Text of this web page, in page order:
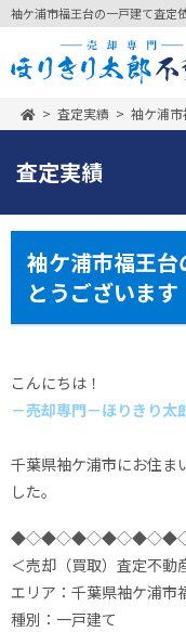
袖ケ浦市福王台の一戸建て査定
査定実績 袖ケ浦
査定実績
袖ケ浦市福王
とうございます
こんにちは！
－売却専門－ほりきり太
千葉県袖ケ浦市にお住ま
した。
＜売却（買取）査定不動
エリア：千葉県袖ケ浦市
種別：一戸建て